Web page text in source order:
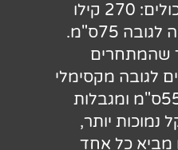
לא יכולים: 270 קילו
75ס"מ.
שהמתחרים
לגובה מקסימלי
של 55ס"מ ומגבלות
נמוכות יותר,
מביא כל אחד